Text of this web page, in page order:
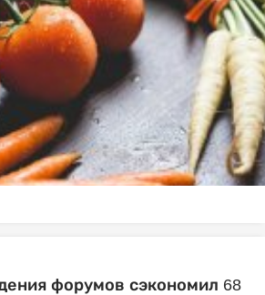
форумов сэкономил 68